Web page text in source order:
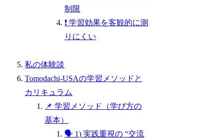
制限
❗ 学習効果を客観的に測
りにくい
私の体験談
Tomodachi-USAの学習メソッドと
カリキュラム
📌 学習メソッド（学び方の
基本）
🗣 1) 実践重視の “交流